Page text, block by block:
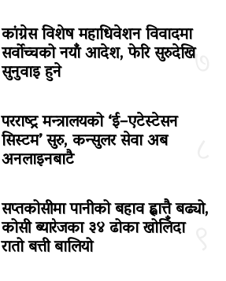
७
कांग्रेस विशेष महाधिवेशन विवादमा
सर्वोच्चको नयाँ आदेश, फेरि सुरुदेखि
सुनुवाइ हुने
परराष्ट्र मन्त्रालयको ‘ई–एटेस्टेसन
सिस्टम’ सुरु, कन्सुलर सेवा अब
अनलाइनबाटै
सप्तकोसीमा पानीको बहाव ह्वात्तै बढ्यो,
कोसी ब्यारेजका ३४ ढोका खोलिँदा
रातो बत्ती बालियो